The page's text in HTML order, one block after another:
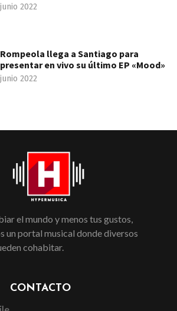
junio 2022
Rompeola llega a Santiago para
presentar en vivo su último EP «Mood»
junio 2022
el mundo y menos tus gustos,
un portal musical donde diversos
cohabitar.
CONTACTO